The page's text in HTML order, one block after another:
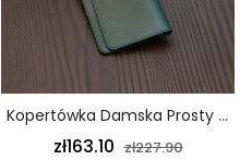
Kopertówka Damska Prosty Długi Portfel Z Miękkiej Skóry Zielony
zł163.10 zł227.90